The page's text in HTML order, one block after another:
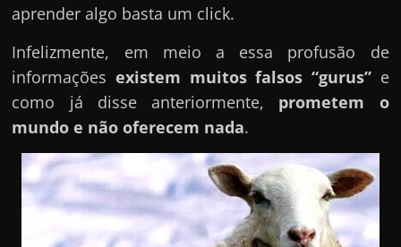
aprender algo basta um click.
Infelizmente, em meio a essa profusão de
informaçõesexistem muitos falsos “gurus”e
como já disse anteriormente, prometem o
mundo e não oferecem nada.